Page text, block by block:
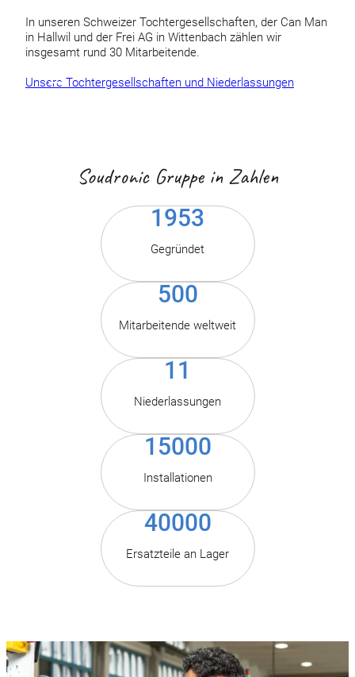
In unseren Schweizer Tochtergesellschaften, der Can Man
in Hallwil und der Frei AG in Wittenbach zählen wir
insgesamt rund 30 Mitarbeitende.
Unsere Tochtergesellschaften und Niederlassungen
Soudronic Gruppe in Zahlen
1953
Gegründet
500
Mitarbeitende weltweit
11
Niederlassungen
15000
Installationen
40000
Ersatzteile an Lager